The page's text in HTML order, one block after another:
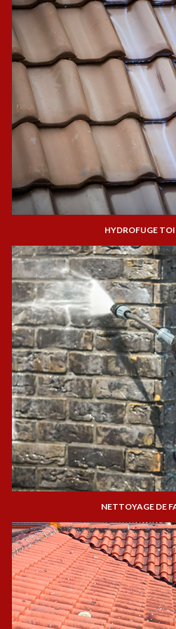
HYDROFUGE
NETTOYAGE DE